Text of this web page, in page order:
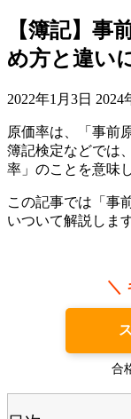
【簿記】事
め方と違い
2022年1月3日 2024
原価率は、「事前
簿記検定などでは
率」のことを意味
この記事では「事
いついて解説します
＼
合